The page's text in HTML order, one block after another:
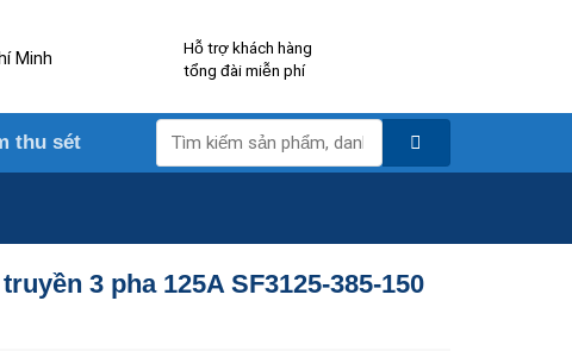
Minh
Hỗ trợ khách hàng
tổng đài miễn phí
thu sét
kiếm:
3 pha 125A SF3125-385-150